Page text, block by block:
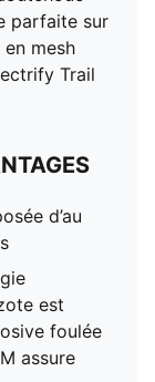
parfaite sur
mesh
Trail
d’au
est
foulée
assure